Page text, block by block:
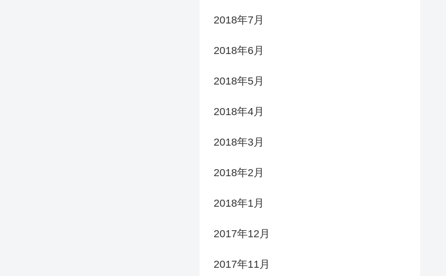
2018年7月
2018年6月
2018年5月
2018年4月
2018年3月
2018年2月
2018年1月
2017年12月
2017年11月